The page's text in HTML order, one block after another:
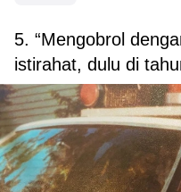
5. “Mengobrol
istirahat, dulu di